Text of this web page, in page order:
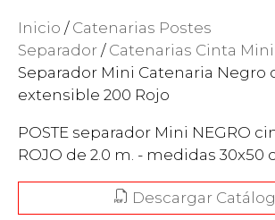
Inicio / Catenarias Postes
Separador / Catenarias Cinta Mini
Separador Mini Catenaria Negro
extensible 200 Rojo
POSTE separador Mini NEGRO
ROJO de 2.0 m. - medidas 30x50
Descargar